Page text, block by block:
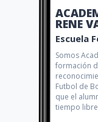
RENE
Escuela
Somos
formación
Futbol de
que el
tiempo